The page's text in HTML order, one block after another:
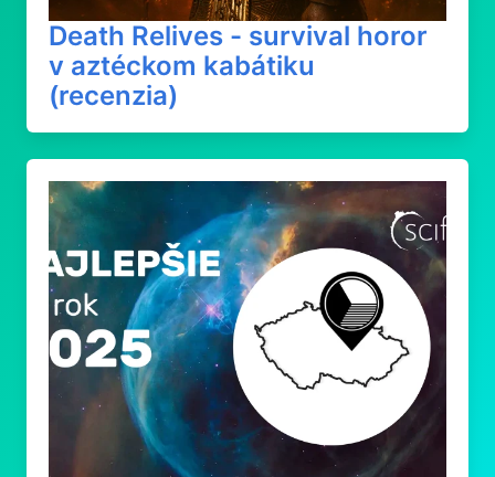
Death Relives - survival horor
v aztéckom kabátiku
(recenzia)